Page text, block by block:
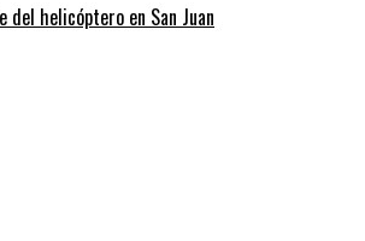
helicóptero en San Juan